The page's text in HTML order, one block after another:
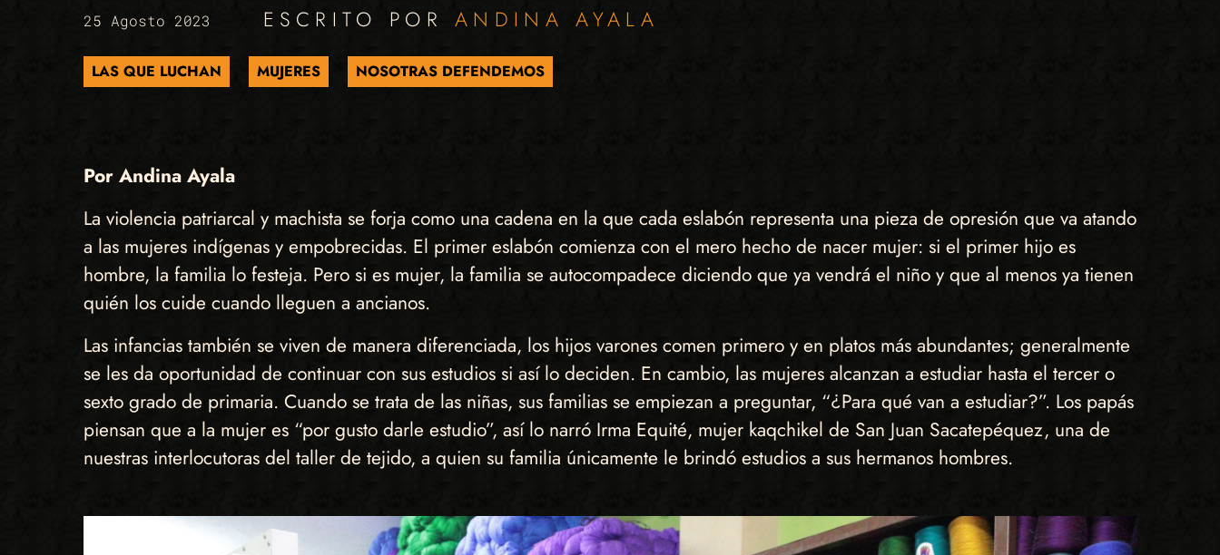
25 Agosto 2023 ESCRITO PORANDINA AYALA
LAS QUE LUCHAN MUJERES NOSOTRAS DEFENDEMOS
Por Andina Ayala
La violencia patriarcal y machista se forja como una cadena en la que cada eslabón representa una pieza de opresión que va atando
a las mujeres indígenas y empobrecidas. El primer eslabón comienza con el mero hecho de nacer mujer: si el primer hijo es
hombre, la familia lo festeja. Pero si es mujer, la familia se autocompadece diciendo que ya vendrá el niño y que al menos ya tienen
quién los cuide cuando lleguen a ancianos.
Las infancias también se viven de manera diferenciada, los hijos varones comen primero y en platos más abundantes; generalmente
se les da oportunidad de continuar con sus estudios si así lo deciden. En cambio, las mujeres alcanzan a estudiar hasta el tercer o
sexto grado de primaria. Cuando se trata de las niñas, sus familias se empiezan a preguntar, “¿Para qué van a estudiar?”. Los papás
piensan que a la mujer es “por gusto darle estudio”, así lo narró Irma Equité, mujer kaqchikel de San Juan Sacatepéquez, una de
nuestras interlocutoras del taller de tejido, a quien su familia únicamente le brindó estudios a sus hermanos hombres.